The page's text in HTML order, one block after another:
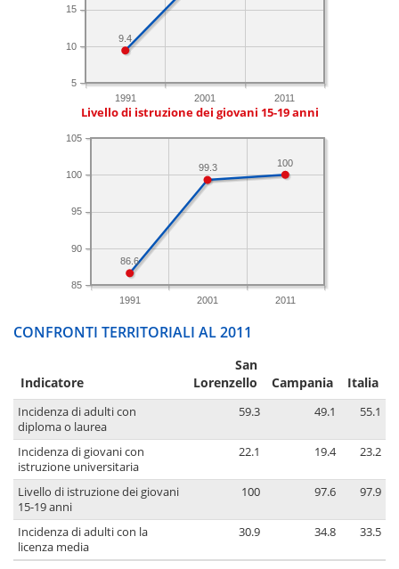
1991 2001 2011
5
10
15
9.4
Livello di istruzione dei giovani 15-19 anni
1991 2001 2011
85
90
95
100
105
100
99.3
86.6
CONFRONTI TERRITORIALI AL 2011
Indicatore
San
Lorenzello
Campania Italia
Incidenza di adulti con
diploma o laurea
59.3 49.1 55.1
Incidenza di giovani con
istruzione universitaria
22.1 19.4 23.2
Livello di istruzione dei giovani
15-19 anni
100 97.6 97.9
Incidenza di adulti con la
licenza media
30.9 34.8 33.5